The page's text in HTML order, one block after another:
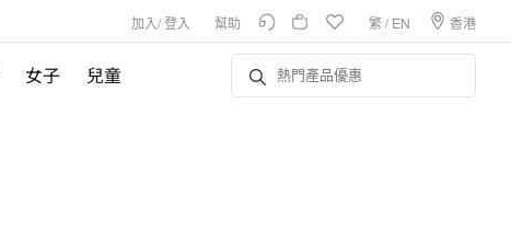
加入/登入 幫助 繁/ EN 香港
女子 兒童